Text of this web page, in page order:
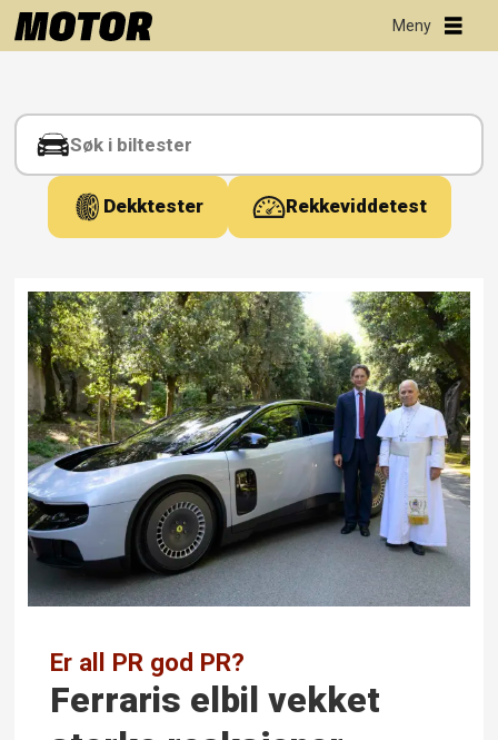
Tag:
kritikk
Dekktester Rekkeviddetest
Er all PR god PR?
Ferraris elbil vekket